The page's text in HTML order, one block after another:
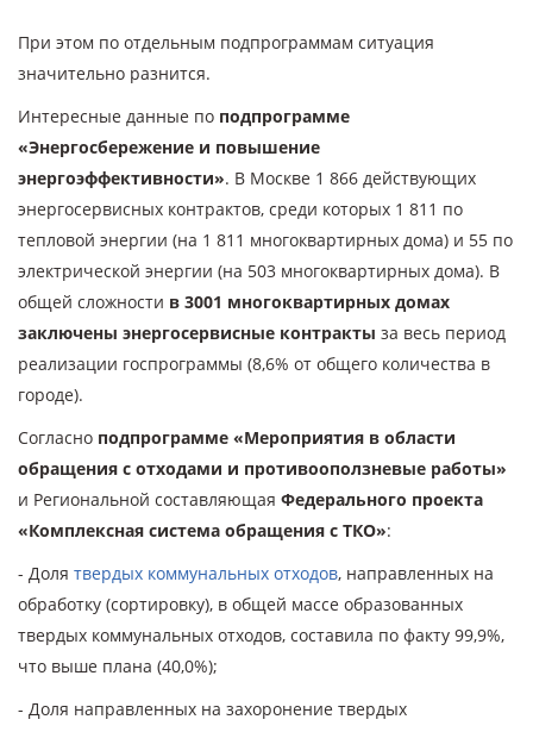
При этом по отдельным подпрограммам ситуация
значительно разнится.
Интересные данные по подпрограмме
«Энергосбережение и повышение
энергоэффективности». В Москве 1 866 действующих
энергосервисных контрактов, среди которых 1 811 по
тепловой энергии (на 1 811 многоквартирных дома) и 55 по
электрической энергии (на 503 многоквартирных дома). В
общей сложности в 3001 многоквартирных домах
заключены энергосервисные контракты за весь период
реализации госпрограммы (8,6% от общего количества в
городе).
Согласно подпрограмме «Мероприятия в области
обращения с отходами и противооползневые работы»
и Региональной составляющая Федерального проекта
«Комплексная система обращения с ТКО»:
- Доля твердых коммунальных отходов, направленных на
обработку (сортировку), в общей массе образованных
твердых коммунальных отходов, составила по факту 99,9%,
что выше плана (40,0%);
- Доля направленных на захоронение твердых